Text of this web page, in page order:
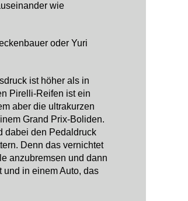
wie
oder Yuri
ist höher als in
Pirelli-Reifen ist ein
aber die ultrakurzen
Grand Prix-Boliden.
dabei den Pedaldruck
Denn das vernichtet
anzubremsen und dann
in einem Auto, das